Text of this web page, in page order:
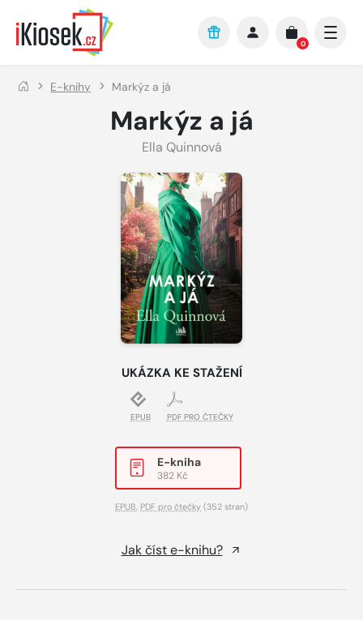
Přejít na hlavní obsah
0
E-knihy Markýz a já
Markýz a já
Ella Quinnová
UKÁZKA KE STAŽENÍ
EPUB PDF PRO ČTEČKY
E-kniha
382 Kč
EPUB, PDF pro čtečky (352 stran)
Jak číst e-knihu?